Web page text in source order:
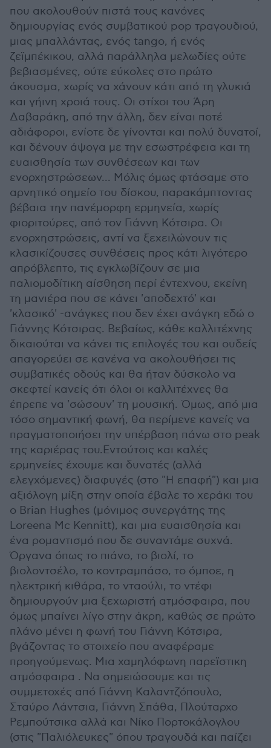
που ακολουθούν πιστά τους κανόνες
δημιουργίας ενός συμβατικού pop τραγουδιού,
μιας μπαλλάντας, ενός tango, ή ενός
ζεϊμπέκικου, αλλά παράλληλα μελωδίες ούτε
βεβιασμένες, ούτε εύκολες στο πρώτο
άκουσμα, χωρίς να χάνουν κάτι από τη γλυκιά
και γήινη χροιά τους. Οι στίχοι του Άρη
Δαβαράκη, από την άλλη, δεν είναι ποτέ
αδιάφοροι, ενίοτε δε γίνονται και πολύ δυνατοί,
και δένουν άψογα με την εσωστρέφεια και τη
ευαισθησία των συνθέσεων και των
ενορχηστρώσεων... Μόλις όμως φτάσαμε στο
αρνητικό σημείο του δίσκου, παρακάμπτοντας
βέβαια την πανέμορφη ερμηνεία, χωρίς
φιοριτούρες, από τον Γιάννη Κότσιρα. Οι
ενορχηστρώσεις, αντί να ξεχειλώνουν τις
κλασικίζουσες συνθέσεις προς κάτι λιγότερο
απρόβλεπτο, τις εγκλωβίζουν σε μια
παλιομοδίτικη αίσθηση περί έντεχνου, εκείνη
τη μανιέρα που σε κάνει 'αποδεχτό' και
'κλασικό' -ανάγκες που δεν έχει ανάγκη εδώ ο
Γιάννης Κότσιρας. Βεβαίως, κάθε καλλιτέχνης
δικαιούται να κάνει τις επιλογές του και ουδείς
απαγορεύει σε κανένα να ακολουθήσει τις
συμβατικές οδούς και θα ήταν δύσκολο να
σκεφτεί κανείς ότι όλοι οι καλλιτέχνες θα
έπρεπε να 'σώσουν' τη μουσική. Όμως, από μια
τόσο σημαντική φωνή, θα περίμενε κανείς να
πραγματοποιήσει την υπέρβαση πάνω στο peak
της καριέρας του.Εντούτοις και καλές
ερμηνείες έχουμε και δυνατές (αλλά
ελεγχόμενες) διαφυγές (στο "Η επαφή") και μια
αξιόλογη μίξη στην οποία έβαλε το χεράκι του
ο Brian Hughes (μόνιμος συνεργάτης της
Loreena Mc Kennitt), και μια ευαισθησία και
ένα ρομαντισμό που δε συναντάμε συχνά.
Όργανα όπως το πιάνο, το βιολί, το
βιολοντσέλο, το κοντραμπάσο, το όμποε, η
ηλεκτρική κιθάρα, το νταούλι, το ντέφι
δημιουργούν μια ξεχωριστή ατμόσφαιρα, που
όμως μπαίνει λίγο στην άκρη, καθώς σε πρώτο
πλάνο μένει η φωνή του Γιάννη Κότσιρα,
βγάζοντας το στοιχείο που αναφέραμε
προηγούμενως. Μια χαμηλόφωνη παρεϊστικη
ατμόσφαιρα . Να σημειώσουμε και τις
συμμετοχές από Γιάννη Καλαντζόπουλο,
Σταύρο Λάντσια, Γιάννη Σπάθα, Πλούταρχο
Ρεμπούτσικα αλλά και Νίκο Πορτοκάλογλου
(στις "Παλιόλευκες" όπου τραγουδά και παίζει